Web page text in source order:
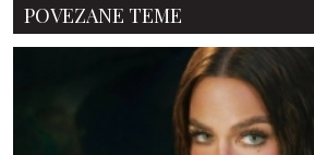
POVEZANE TEME